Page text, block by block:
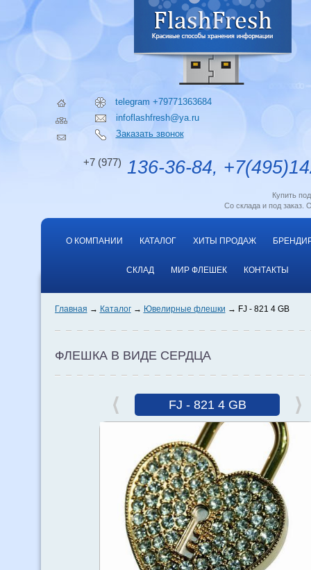
telegram +79771363684
infoflashfresh@ya.ru
Заказать звонок
+7 (977) 136-36-84,
Купить
Со склада и под заказ.
О КОМПАНИИ КАТАЛОГ ХИТЫ ПРОДАЖ
СКЛАД МИР ФЛЕШЕК КОНТАКТЫ
Главная Каталог Ювелирные флешки FJ - 821 4 GB
ФЛЕШКА В ВИДЕ СЕРДЦА
FJ - 821 4 GB